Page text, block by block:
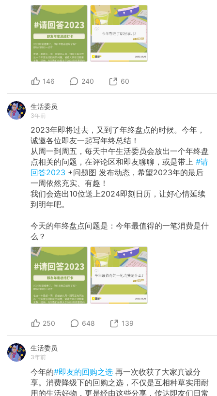
146 240 60
生活委员
3年前
2023年即将过去，又到了年终盘点的时候。今年，
诚邀各位即友一起写年终总结！
从周一到周五，每天中午生活委员会放出一个年终盘
点相关的问题，在评论区和即友聊聊，或是带上 #请
回答2023 +问题图 发布动态，希望2023年的最后
一周依然充实、有趣！
我们会选出10位送上2024即刻日历，让好心情延续
到明年吧。
今天的年终盘点问题是：今年最值得的一笔消费是什
么？
250 648 139
生活委员
3年前
今年的#即友的回购之选 再一次收获了大家真诚分
享。消费降级下的回购之选，不仅是互相种草实用耐
用的生活好物，更是经由这些分享，传达即友们日常